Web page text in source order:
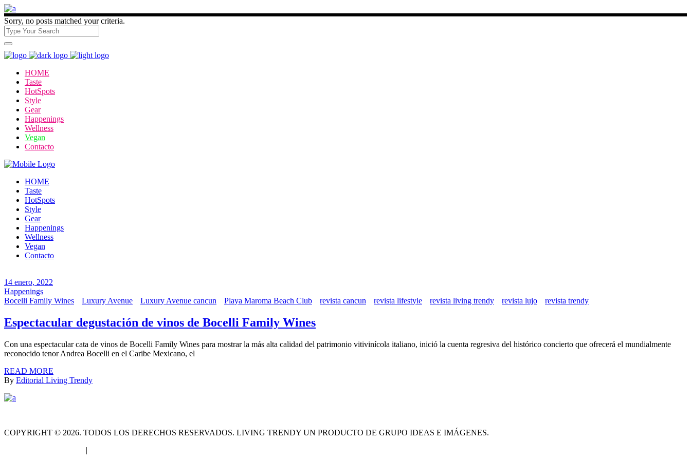
Sorry, no posts matched your criteria.
HOME
Taste
HotSpots
Style
Gear
Happenings
Wellness
Vegan
Contacto
HOME
Taste
HotSpots
Style
Gear
Happenings
Wellness
Vegan
Contacto
14 enero, 2022
Happenings
Bocelli Family Wines
Luxury Avenue Luxury Avenue cancun Playa Maroma Beach Club revista cancun revista lifestyle revista living trendy revista lujo revista trendy
Espectacular degustación de vinos de Bocelli Family Wines
Con una espectacular cata de vinos de Bocelli Family Wines para mostrar la más alta calidad del patrimonio vitivinícola italiano, inició la cuenta regresiva del histórico concierto que ofrecerá el mundialmente
reconocido tenor Andrea Bocelli en el Caribe Mexicano, el
READ MORE
By Editorial Living Trendy
COPYRIGHT © 2026. TODOS LOS DERECHOS RESERVADOS. LIVING TRENDY UN PRODUCTO DE GRUPO IDEAS E IMÁGENES.
|